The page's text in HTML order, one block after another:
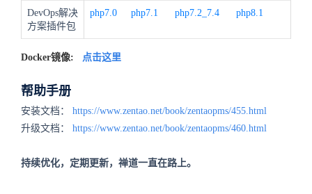
DevOps解决
方案插件包
php7.0 php7.1 php7.2_7.4 php8.1
Docker镜像: 点击这里
帮助手册
安装文档： https://www.zentao.net/book/zentaopms/455.html
升级文档： https://www.zentao.net/book/zentaopms/460.html
持续优化，定期更新，禅道一直在路上。